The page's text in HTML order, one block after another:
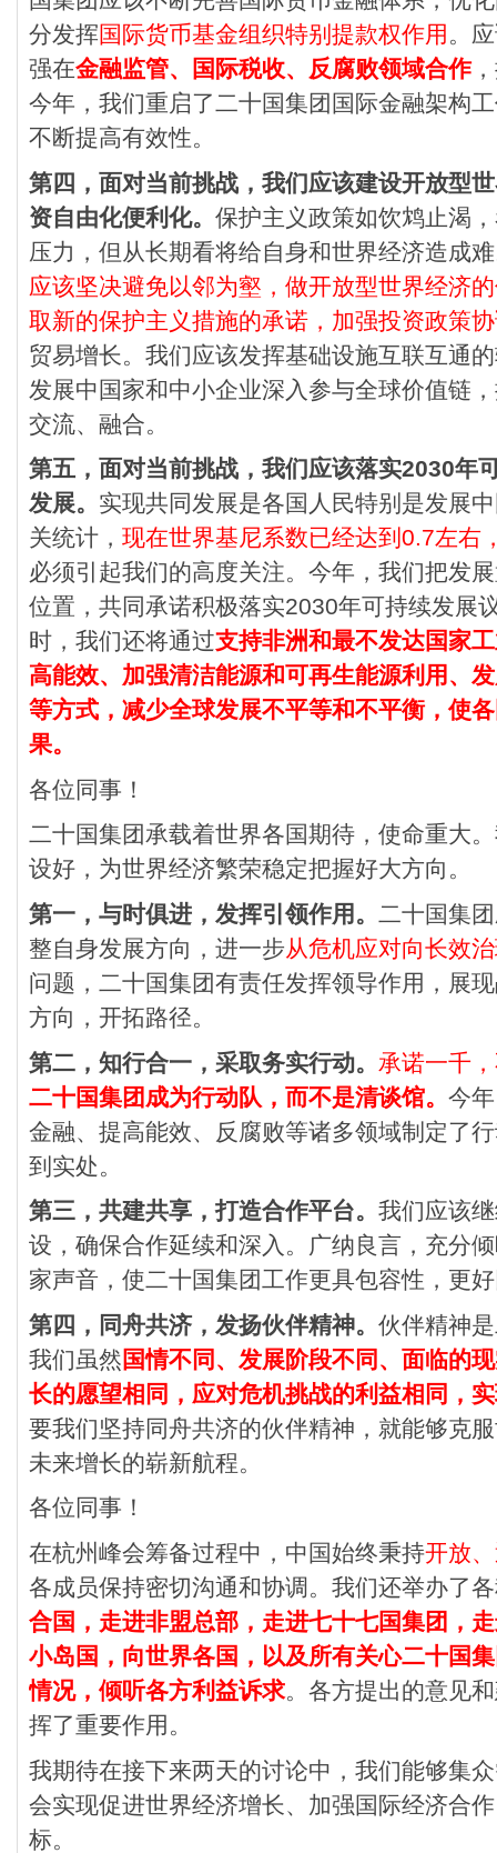
分发挥国际货币基金组织特别提款权作用 。
强在金融监管、国际税收、反腐败领域合作
今年，我们重启了二十国集团国际金融架构
不断提高有效性。
第四，面对当前挑战，我们应该建设开放型
资自由化便利化。 保护主义政策如饮鸩止渴
压力，但从长期看将给自身和世界经济造成
应该坚决避免以邻为壑，做开放型世界经济
取新的保护主义措施的承诺，加强投资政策
贸易增长。我们应该发挥基础设施互联互通
发展中国家和中小企业深入参与全球价值链
交流、融合。
第五，面对当前挑战，我们应该落实2030年
发展。 实现共同发展是各国人民特别是发展
关统计， 现在世界基尼系数已经达到0.7左右
必须引起我们的高度关注。今年，我们把发
位置，共同承诺积极落实2030年可持续发展
时，我们还将通过支持非洲和最不发达国家
高能效、加强清洁能源和可再生能源利用、
等方式，减少全球发展不平等和不平衡，使
果。
各位同事！
二十国集团承载着世界各国期待，使命重大
设好，为世界经济繁荣稳定把握好大方向。
第一，与时俱进，发挥引领作用。 二十国集
整自身发展方向，进一步从危机应对向长效
问题，二十国集团有责任发挥领导作用，展
方向，开拓路径。
第二，知行合一，采取务实行动。 承诺一千
二十国集团成为行动队，而不是清谈馆。 今
金融、提高能效、反腐败等诸多领域制定了
到实处。
第三，共建共享，打造合作平台。 我们应该
设，确保合作延续和深入。广纳良言，充分
家声音，使二十国集团工作更具包容性，更
第四，同舟共济，发扬伙伴精神。 伙伴精神
我们虽然 国情不同、发展阶段不同、面临的
长的愿望相同，应对危机挑战的利益相同，
要我们坚持同舟共济的伙伴精神，就能够克
未来增长的崭新航程。
各位同事！
在杭州峰会筹备过程中，中国始终秉持开放
各成员保持密切沟通和协调。我们还举办了
合国，走进非盟总部，走进七十七国集团，
小岛国，向世界各国，以及所有关心二十国
情况，倾听各方利益诉求。各方提出的意见
挥了重要作用。
我期待在接下来两天的讨论中，我们能够集
会实现促进世界经济增长、加强国际经济合
标。